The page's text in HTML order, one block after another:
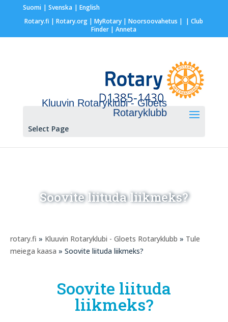
Suomi Svenska
English
Rotary.fi |Rotary.org |MyRotary |Noorsoovahetus | | Club
Finder | Anneta
Kluuvin Rotaryklubi - Gloets
Rotaryklubb
Select Page
Soovite liituda liikmeks?
rotary.fi » Kluuvin Rotaryklubi - Gloets Rotaryklubb » Tule
meiega kaasa » Soovite liituda liikmeks?
Soovite liituda
liikmeks?